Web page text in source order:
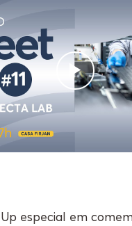
especial em